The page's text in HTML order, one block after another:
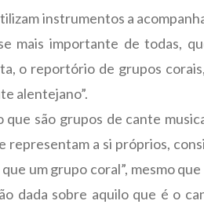
instrumentos a
mais importante de todas,
o reportório de grupos
alentejano”.
são grupos de cante
a si próprios,
um grupo coral”, mesmo
dada sobre aquilo que é o